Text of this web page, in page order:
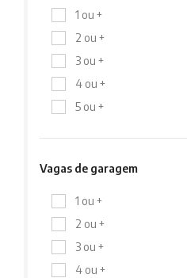
1 ou +
2 ou +
3 ou +
4 ou +
5 ou +
Vagas de garagem
1 ou +
2 ou +
3 ou +
4 ou +